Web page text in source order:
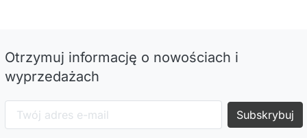
Otrzymuj informację o nowościach i
wyprzedażach